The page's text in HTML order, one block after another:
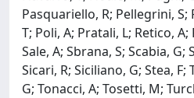
Pasquariello, R; Pellegrini,
T; Poli, A; Pratali, L; Retico, A;
Sale, A; Sbrana, S; Scabia,
Sicari, R; Siciliano, G; Stea,
G; Tonacci, A; Tosetti, M;